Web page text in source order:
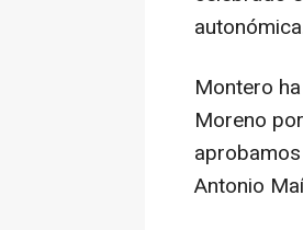
Montero
Moreno
Antonio